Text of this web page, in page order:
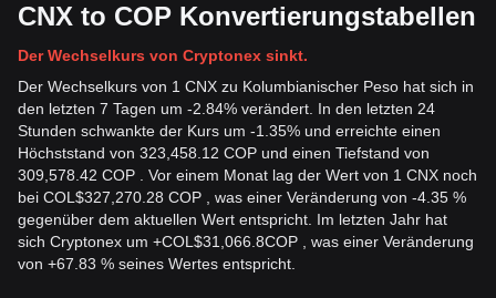
CNX to COP Konvertierungstabellen
Der Wechselkurs von Cryptonex sinkt.
Der Wechselkurs von 1 CNX zu Kolumbianischer Peso hat sich in
den letzten 7 Tagen um -2.84% verändert. In den letzten 24
Stunden schwankte der Kurs um -1.35% und erreichte einen
Höchststand von 323,458.12 COP und einen Tiefstand von
309,578.42 COP . Vor einem Monat lag der Wert von 1 CNX noch
bei COL$327,270.28 COP , was einer Veränderung von -4.35 %
gegenüber dem aktuellen Wert entspricht. Im letzten Jahr hat
sich Cryptonex um +COL$31,066.8COP , was einer Veränderung
von +67.83 % seines Wertes entspricht.